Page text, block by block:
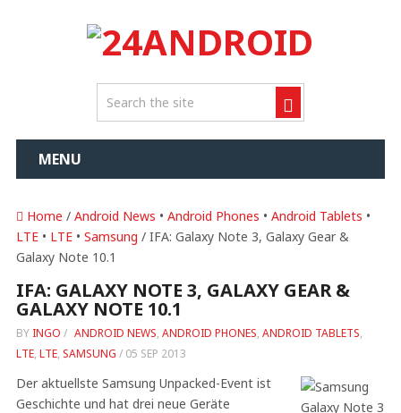
MENU
Home / Android News • Android Phones • Android Tablets •
LTE• LTE• Samsung / IFA: Galaxy Note 3, Galaxy Gear &
Galaxy Note 10.1
IFA: GALAXY NOTE 3, GALAXY GEAR &
GALAXY NOTE 10.1
BY INGO / ANDROID NEWS, ANDROID PHONES, ANDROID TABLETS,
LTE, LTE, SAMSUNG / 05 SEP 2013
Der aktuellste Samsung Unpacked-Event ist
Geschichte und hat drei neue Geräte